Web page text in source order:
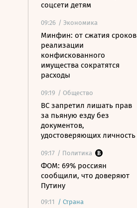
соцсети детям
09:26 / Экономика
Минфин: от сжатия сроков
реализации
конфискованного
имущества сократятся
расходы
09:19 / Общество
ВС запретил лишать прав
за пьяную езду без
документов,
удостоверяющих личность
09:17 / Политика
ФОМ: 69% россиян
сообщили, что доверяют
Путину
09:11 / Страна